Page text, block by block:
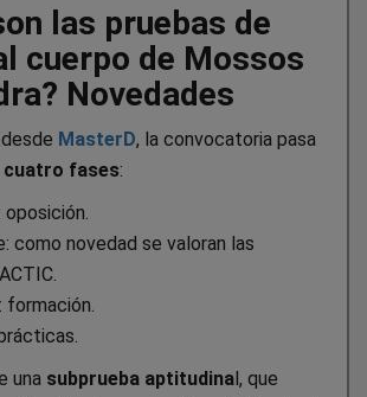
las pruebas de
cuerpo de Mossos
Novedades
MasterD, la convocatoria pasa
cuatro fases:
como novedad se valoran las
formación.
una subprueba aptitudina l, que